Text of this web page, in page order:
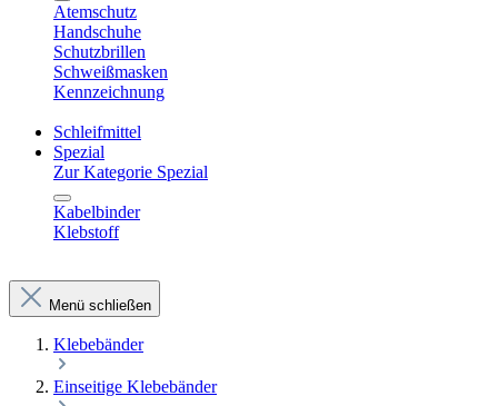
Atemschutz
Handschuhe
Schutzbrillen
Schweißmasken
Kennzeichnung
Schleifmittel
Spezial
Zur Kategorie Spezial
Kabelbinder
Klebstoff
Menü schließen
Klebebänder
Einseitige Klebebänder